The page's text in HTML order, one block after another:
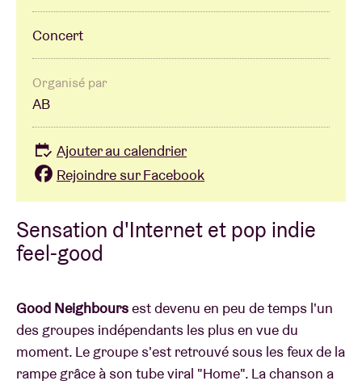
Sensation d'Internet et pop indie
feel-good
Good Neighboursest devenu en peu de temps l'un
des groupes indépendants les plus en vue du
moment. Le groupe s'est retrouvé sous les feux de la
rampe grâce à son tube viral "Home". La chanson a
Concert
Organisé par
AB
Ajouter au calendrier
Rejoindre sur Facebook